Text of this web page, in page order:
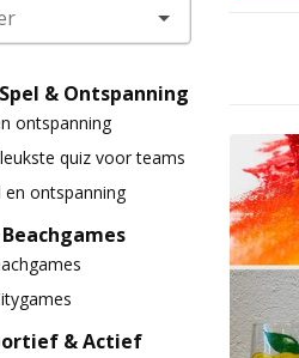
& Ontspanning
ontspanning
quiz voor teams
ontspanning
& Actief